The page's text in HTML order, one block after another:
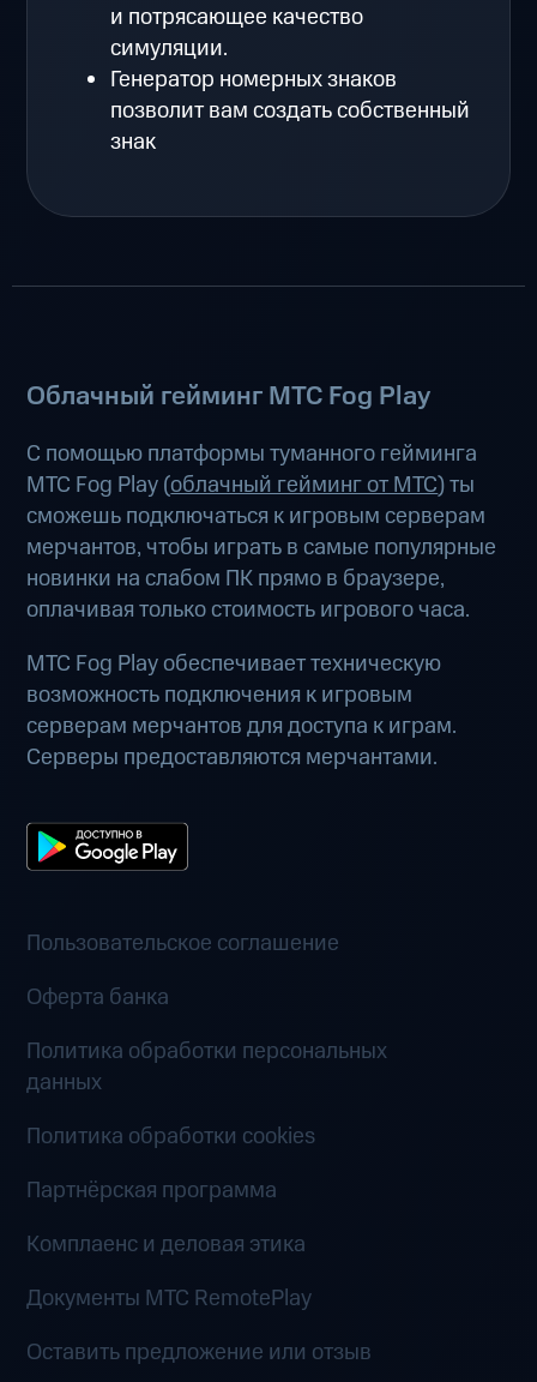
и потрясающее качество
симуляции.
Генератор номерных знаков
позволит вам создать собственный
знак
Облачный гейминг МТС Fog Play
С помощью платформы туманного гейминга
МТС Fog Play (облачный гейминг от МТС) ты
сможешь подключаться к игровым серверам
мерчантов, чтобы играть в самые популярные
новинки на слабом ПК прямо в браузере,
оплачивая только стоимость игрового часа.
МТС Fog Play обеспечивает техническую
возможность подключения к игровым
серверам мерчантов для доступа к играм.
Серверы предоставляются мерчантами.
Пользовательское соглашение
Оферта банка
Политика обработки персональных
данных
Политика обработки cookies
Партнёрская программа
Комплаенс и деловая этика
Документы MTC RemotePlay
Оставить предложение или отзыв